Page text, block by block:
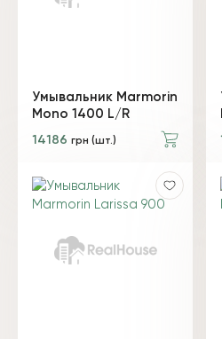
Умывальник Marmorin
Mono 1400 L/R
14186 грн (шт.)